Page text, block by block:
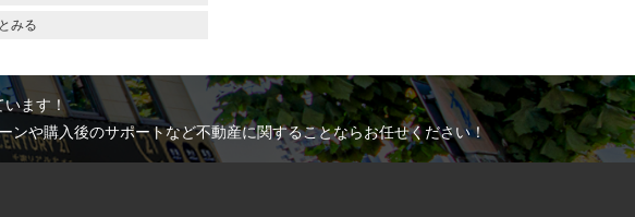
みる
います！
や購入後のサポートなど不動産に関することならお任せください！